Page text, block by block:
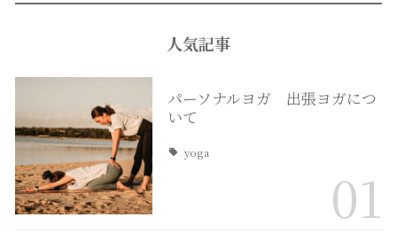
人気記事
パーソナルヨガ 出張ヨガにつ
いて
yoga
01